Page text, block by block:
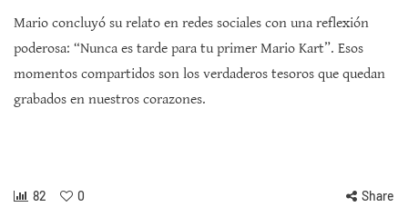
Mario concluyó su relato en redes sociales con una reflexión
poderosa: “Nunca es tarde para tu primer Mario Kart”. Esos
momentos compartidos son los verdaderos tesoros que quedan
grabados en nuestros corazones.
82 0 Share